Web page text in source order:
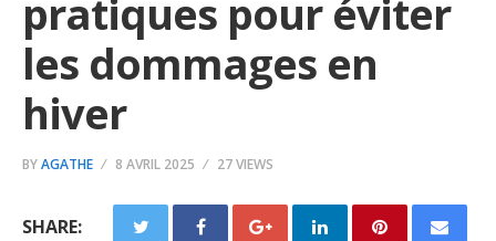
pratiques pour éviter
les dommages en
hiver
BYAGATHE 8 AVRIL 2025 27 VIEWS
SHARE: